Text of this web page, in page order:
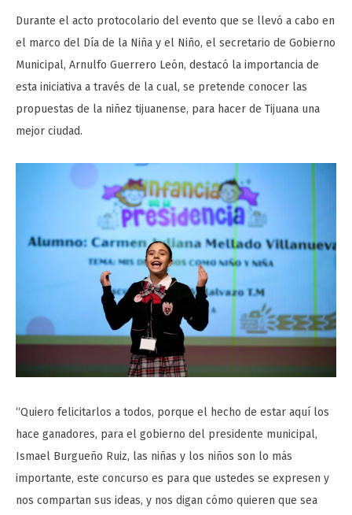
Durante el acto protocolario del evento que se llevó a cabo en
el marco del Día de la Niña y el Niño, el secretario de Gobierno
Municipal, Arnulfo Guerrero León, destacó la importancia de
esta iniciativa a través de la cual, se pretende conocer las
propuestas de la niñez tijuanense, para hacer de Tijuana una
mejor ciudad.
“Quiero felicitarlos a todos, porque el hecho de estar aquí los
hace ganadores, para el gobierno del presidente municipal,
Ismael Burgueño Ruiz, las niñas y los niños son lo más
importante, este concurso es para que ustedes se expresen y
nos compartan sus ideas, y nos digan cómo quieren que sea